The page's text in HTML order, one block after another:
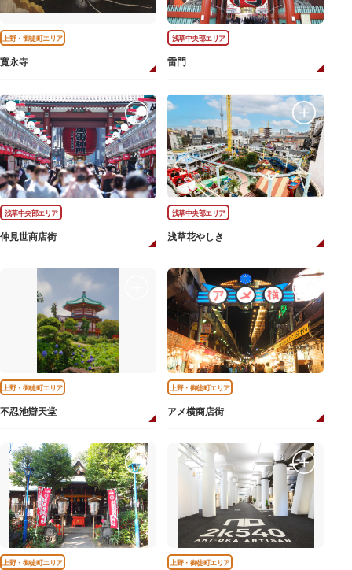
上野・御徒町エリア
寛永寺
浅草中央部エリア
雷門
浅草中央部エリア
仲見世商店街
浅草中央部エリア
浅草花やしき
上野・御徒町エリア
不忍池辯天堂
上野・御徒町エリア
アメ横商店街
上野・御徒町エリア 上野・御徒町エリア